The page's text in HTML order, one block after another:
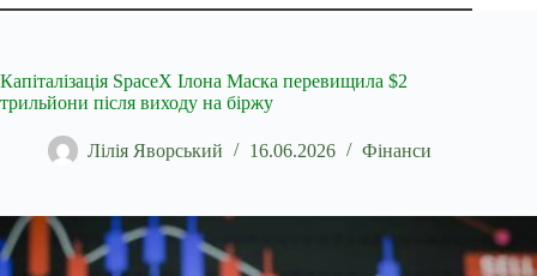
Капіталізація SpaceX Ілона Маска перевищила $2
трильйони після виходу на біржу
Лілія Яворський 16.06.2026 Фінанси